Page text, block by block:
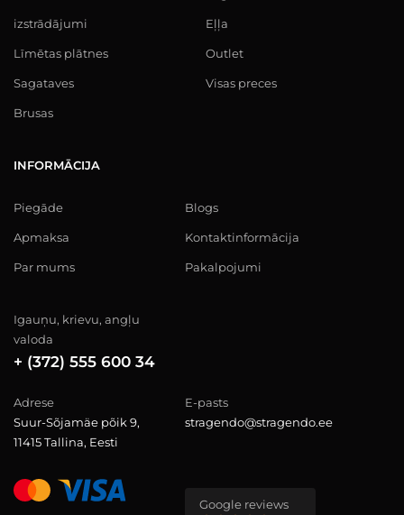
izstrādājumi
Līmētas plātnes
Sagataves
Brusas
Eļļa
Outlet
Visas preces
INFORMĀCIJA
Piegāde
Apmaksa
Par mums
Blogs
Kontaktinformācija
Pakalpojumi
Igauņu, krievu, angļu
valoda
+ (372) 555 600 34
Adrese
Suur-Sõjamäe põik 9,
11415 Tallina, Eesti
E-pasts
stragendo@stragendo.ee
Google reviews